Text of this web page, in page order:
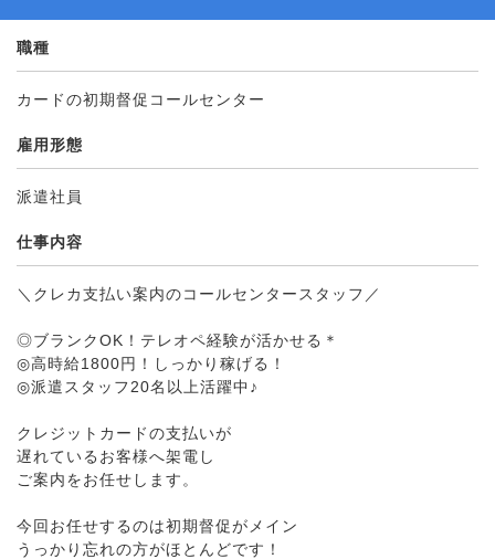
職種
カードの初期督促コールセンター
雇用形態
派遣社員
仕事内容
＼クレカ支払い案内のコールセンタースタッフ／
◎ブランクOK！テレオペ経験が活かせる＊
◎高時給1800円！しっかり稼げる！
◎派遣スタッフ20名以上活躍中♪
クレジットカードの支払いが
遅れているお客様へ架電し
ご案内をお任せします。
今回お任せするのは初期督促がメイン
うっかり忘れの方がほとんどです！